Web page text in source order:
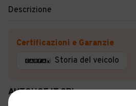
Descrizione
Certificazioni e Garanzie
Storia del veicolo
AUTOHOF IT SRL